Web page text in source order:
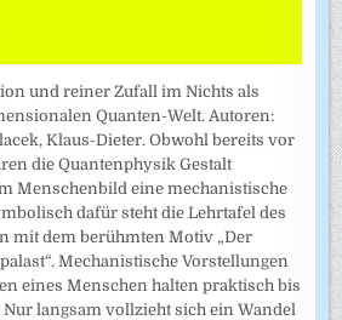
und reiner Zufall im Nichts als
Quanten-Welt. Autoren:
Klaus-Dieter. Obwohl bereits vor
die Quantenphysik Gestalt
Menschenbild eine mechanistische
dafür steht die Lehrtafel des
mit dem berühmten Motiv „Der
Mechanistische Vorstellungen
eines Menschen halten praktisch bis
Nur langsam vollzieht sich ein Wandel